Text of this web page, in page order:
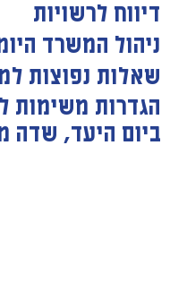
דיווח לרשויות
ניהול המשרד
שאלות נפוצות
הגדרות משימות
ביום היעד, שדה